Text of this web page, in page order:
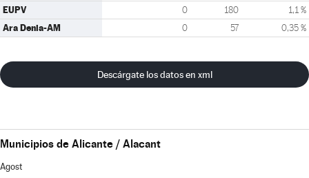
EUPV 0 180 1,1 %
Ara Denia-AM 0 57 0,35 %
Descárgate los datos en xml
Municipios de Alicante / Alacant
Agost